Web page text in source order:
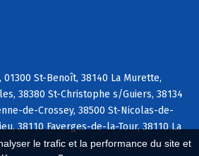
le trafic et la performance du site et
St-Benoît, 38140 La Murette,
38380 St-Christophe s/Guiers, 38134
de-Crossey, 38500 St-Nicolas-de-
38110 Faverges-de-la-Tour, 38110 La